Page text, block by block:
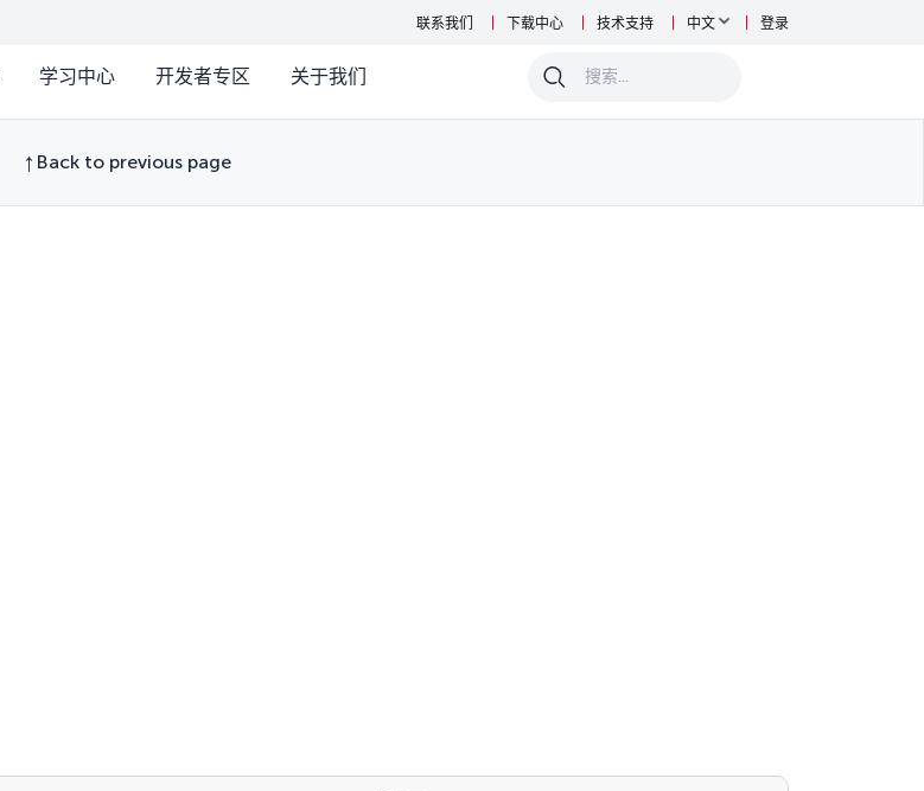
联系我们 下载中心 技术支持 中文 登录
学习中心 开发者专区 关于我们 0
Back to previous page